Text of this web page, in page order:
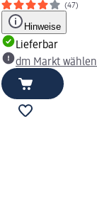
(47)
Hinweise
Lieferbar
dm Markt wählen